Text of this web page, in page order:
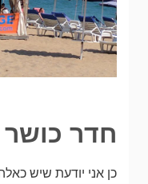
חדר כושר
כן אני יודעת שיש